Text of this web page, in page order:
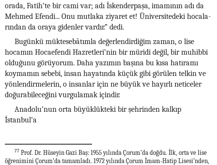
orada, Fatih’te bir cami var; adı İskenderpaşa, imamının adı da
Mehmed Efendi... Onu mutlaka ziyaret et! Üniversitedeki hocala-
rından da oraya gidenler vardır.” dedi.
Bugünkü müktesebâtımla değerlendirdiğim zaman, o lise
hocamın Hocaefendi Hazretleri’nin bir müridi değil, bir muhibbi
olduğunu görüyorum. Daha yazımın başına bu kısa hatıramı
koymamın sebebi, insan hayatında küçük gibi görülen telkin ve
yönlendirmelerin, o insanlar için ne büyük ve hayırlı neticeler
doğurabileceğini vurgulamak içindir.
Anadolu’nun orta büyüklükteki bir şehrinden kalkıp
İstanbul’a
77 Prof. Dr. Hüseyin Gazi Baş: 1955 yılında Çorum’da doğdu. İlk, orta ve lise
öğrenimini Çorum’da tamamladı. 1972 yılında Çorum İmam-Hatip Lisesi’nden,